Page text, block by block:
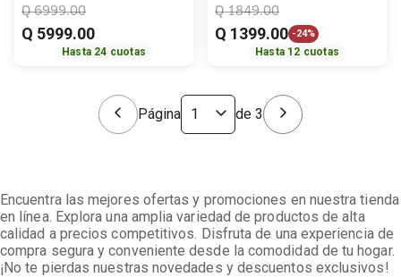
General Electric
Q 6999.00
Q 5999.00
Hasta 24 cuotas
Whirlpool
Q 1849.00
Q 1399.00 -24%
Hasta 12 cuotas
Página de 3
Encuentra las mejores ofertas y promociones en nuestra tienda
en línea. Explora una amplia variedad de productos de alta
calidad a precios competitivos. Disfruta de una experiencia de
compra segura y conveniente desde la comodidad de tu hogar.
¡No te pierdas nuestras novedades y descuentos exclusivos!